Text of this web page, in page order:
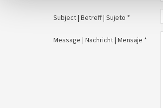
Subject | Betreff | Sujeto *
Message | Nachricht | Mensaje *